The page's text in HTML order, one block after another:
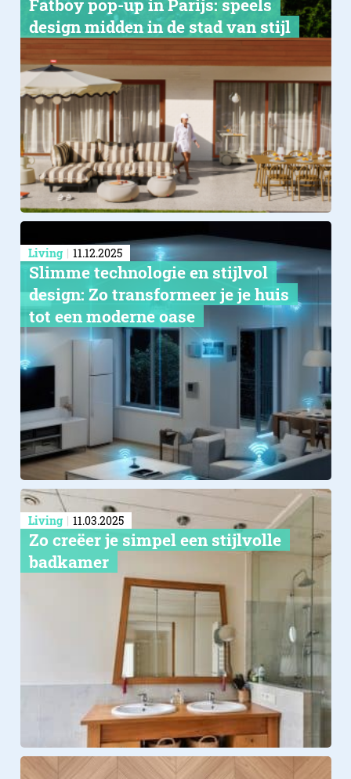
Fatboy pop-up in Parijs: speels
design midden in de stad van stijl
Living 11.12.2025
Slimme technologie en stijlvol
design: Zo transformeer je je huis
tot een moderne oase
Living 11.03.2025
Zo creëer je simpel een stijlvolle
badkamer